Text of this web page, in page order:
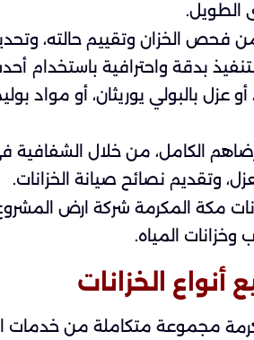
الطويل.
فحص الخزان وتقييم حالته،
بدقة واحترافية باستخدام
أو عزل بالبولي يوريثان، أو مواد
الكامل، من خلال الشفافية
وتقديم نصائح صيانة الخزانات.
مكة المكرمة شركة ارض
وخزانات المياه.
الخزانات
مجموعة متكاملة من خدمات